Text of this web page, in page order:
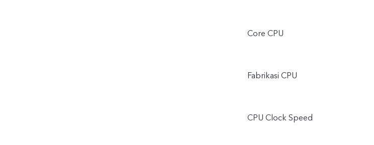
Core CPU
Fabrikasi CPU
CPU Clock Speed